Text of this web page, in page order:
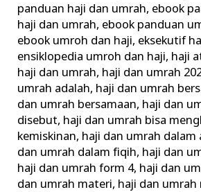
panduan haji dan umrah, ebook
haji dan umrah, ebook panduan
ebook umroh dan haji, eksekutif
ensiklopedia umroh dan haji, haji
haji dan umrah, haji dan umrah
umrah adalah, haji dan umrah
dan umrah bersamaan, haji dan
disebut, haji dan umrah bisa
kemiskinan, haji dan umrah dalam
dan umrah dalam fiqih, haji dan
haji dan umrah form 4, haji dan
dan umrah materi, haji dan